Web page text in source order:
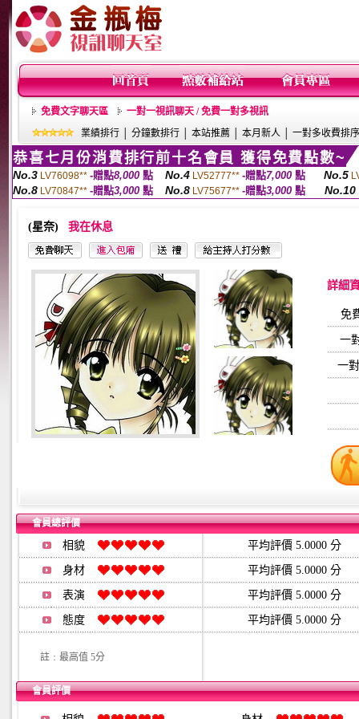
免費文字聊天區
一對一視訊聊天 / 免費一對多視訊
業績排行
分鐘數排行 本站推薦 本月新人 一對多收費排序
恭喜七月份消費排行前十名會員 獲得免費點數~
No.3 LV76098** -贈點8,000 點 No.4 LV52777** -贈點7,000 點 No.5
No.8 LV70847** -贈點3,000 點 No.8 LV75677** -贈點3,000 點 No.10
(星奈) 我在休息
詳細
免
一
一
會員總評價
相貌 平均評價 5.0000 分
身材 平均評價 5.0000 分
表演 平均評價 5.0000 分
態度 平均評價 5.0000 分
註﹕最高值 5分
會員評價